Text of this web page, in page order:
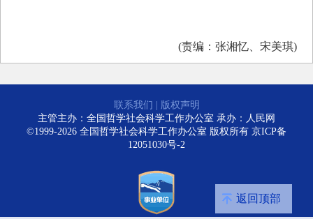
(责编：张湘忆、宋美琪)
联系我们
版权声明
主管主办：全国哲学社会科学工作办公室 承办：人民网
©1999-2026 全国哲学社会科学工作办公室 版权所有 京ICP备
12051030号-2
返回顶部